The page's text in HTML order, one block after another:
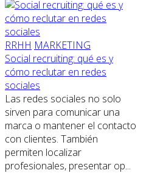
RRHH MARKETING
Social recruiting: qué es y
cómo reclutar en redes
sociales
Las redes sociales no solo
sirven para comunicar una
marca o mantener el contacto
con clientes. También
permiten localizar
profesionales, presentar op...